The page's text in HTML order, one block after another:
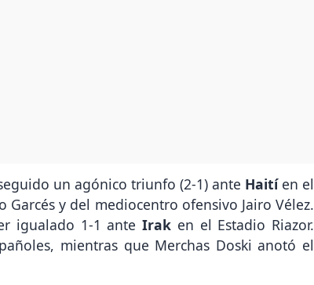
un agónico triunfo (2-1) ante Haití en el
y del mediocentro ofensivo Jairo Vélez.
igualado 1-1 anteIrak en el Estadio Riazor.
mientras que Merchas Doski anotó el